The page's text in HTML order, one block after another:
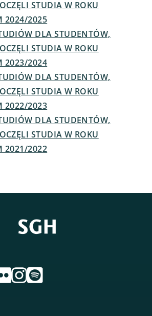
STUDIA W ROKU
2024/2025
DLA STUDENTÓW,
STUDIA W ROKU
2023/2024
DLA STUDENTÓW,
STUDIA W ROKU
2022/2023
DLA STUDENTÓW,
STUDIA W ROKU
2021/2022
facebook sgh
twitter sgh
serwisu linkedin sgh
do serwisu youtube sgh
do serwisu flickr sgh
przejdź do serwisu instagram sgh
przejdź do serwisu spotify sgh